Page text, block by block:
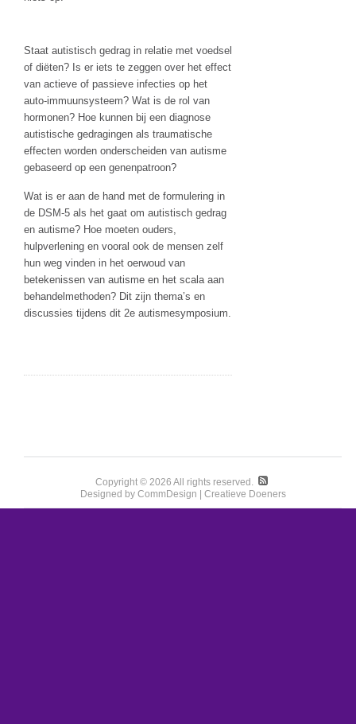
Staat autistisch gedrag in relatie met voedsel
of diëten? Is er iets te zeggen over het effect
van actieve of passieve infecties op het
auto-immuunsysteem? Wat is de rol van
hormonen? Hoe kunnen bij een diagnose
autistische gedragingen als traumatische
effecten worden onderscheiden van autisme
gebaseerd op een genenpatroon?
Wat is er aan de hand met de formulering in
de DSM-5 als het gaat om autistisch gedrag
en autisme? Hoe moeten ouders,
hulpverlening en vooral ook de mensen zelf
hun weg vinden in het oerwoud van
betekenissen van autisme en het scala aan
behandelmethoden? Dit zijn thema’s en
discussies tijdens dit 2e autismesymposium.
Copyright © 2026 All rights reserved.
Designed by CommDesign | Creatieve Doeners